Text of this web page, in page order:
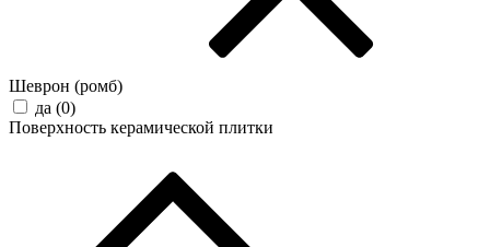
Шеврон (ромб)
да (0)
Поверхность керамической плитки